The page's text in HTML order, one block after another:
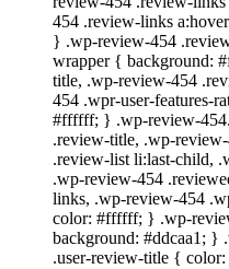
454 .review-links
} .wp-review-454
wrapper { background:
title, .wp-review-454
454 .wpr-user-features-
#ffffff; } .wp-review-
.review-title, .wp-
.review-list li:last-child,
.wp-review-454
links, .wp-review-454
color: #ffffff; } .wp-
background: #ddcaa1; }
.user-review-title {